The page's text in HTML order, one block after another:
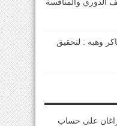
الدوري والمنافسة
وهبه : لتحقيق
على حساب